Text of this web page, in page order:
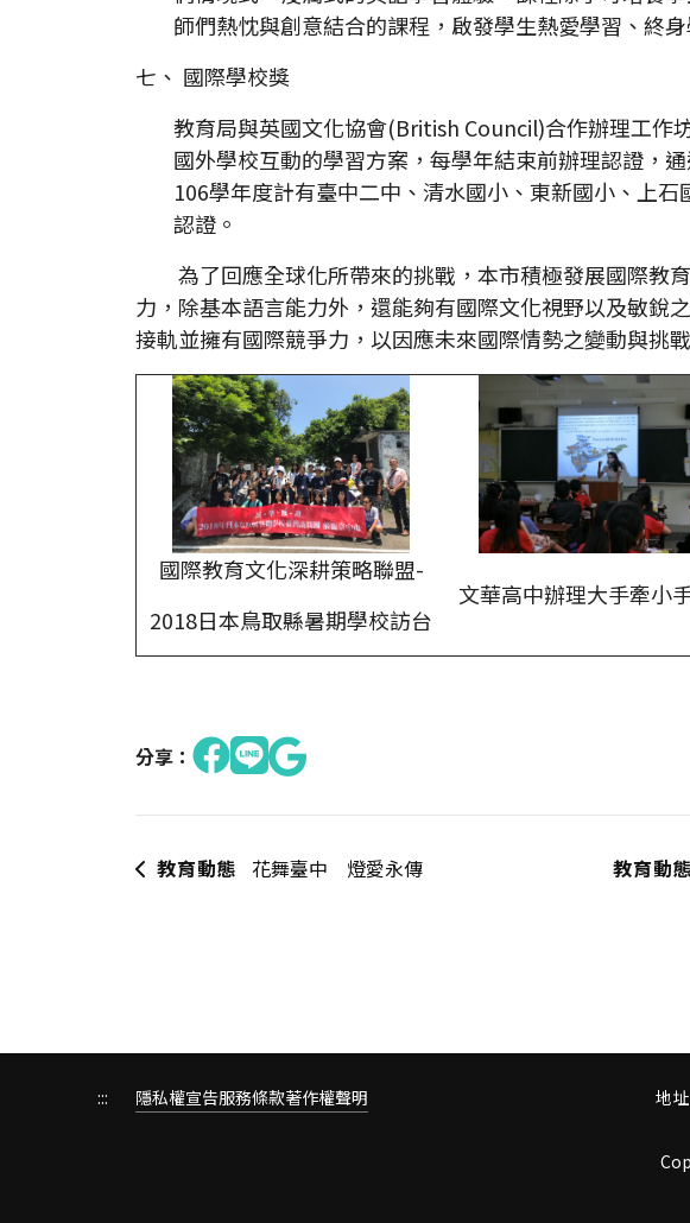
師們熱忱與創意結合的課程，啟發學生熱愛學習、終
七、 國際學校獎
教育局與英國文化協會(British Council)合作辦理工作
國外學校互動的學習方案，每學年結束前辦理認證，
106學年度計有臺中二中、清水國小、東新國小、上
認證。
為了回應全球化所帶來的挑戰，本市積極發展國際教
力，除基本語言能力外，還能夠有國際文化視野以及敏銳
接軌並擁有國際競爭力，以因應未來國際情勢之變動與挑戰
國際教育文化深耕策略聯盟-
2018日本鳥取縣暑期學校訪台
文華高中辦理大手牽小
分享：
教育動態 花舞臺中 燈愛永傳 教育動態
::: 隱私權宣告服務條款著作權聲明
地